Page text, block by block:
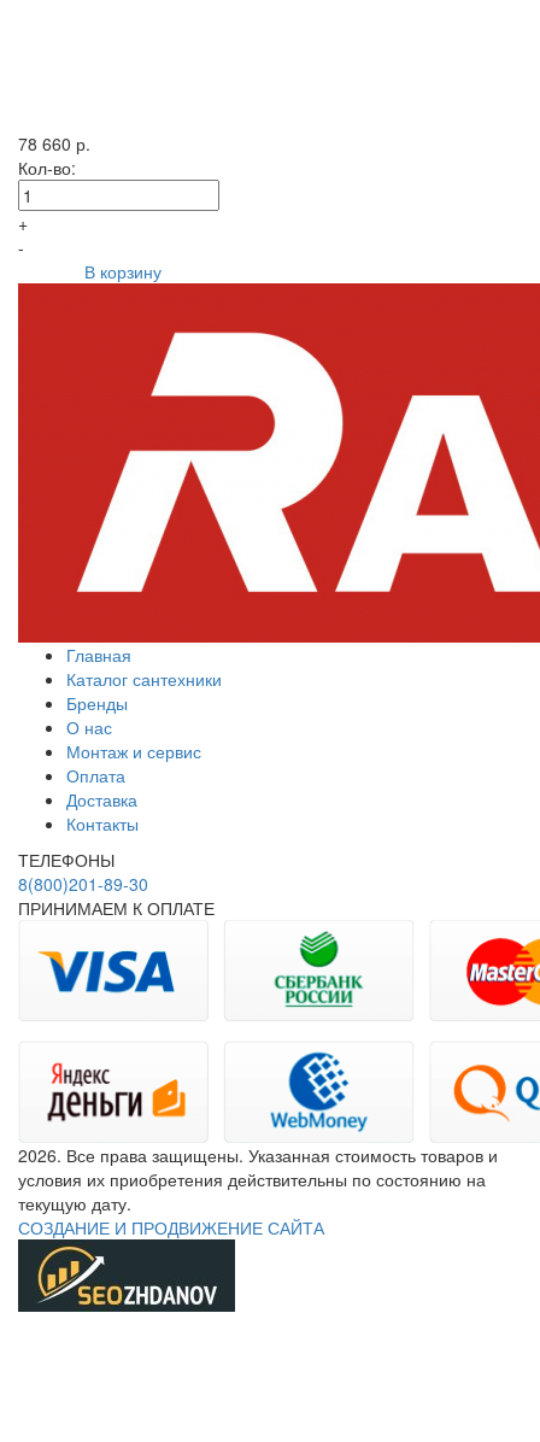
78 660 р.
Кол-во:
+
-
В корзину
Главная
Каталог сантехники
Бренды
О нас
Монтаж и сервис
Оплата
Доставка
Контакты
ТЕЛЕФОНЫ
8(800)201-89-30
ПРИНИМАЕМ К ОПЛАТЕ
2026. Все права защищены. Указанная стоимость товаров и
условия их приобретения действительны по состоянию на
текущую дату.
СОЗДАНИЕ И ПРОДВИЖЕНИЕ САЙТА